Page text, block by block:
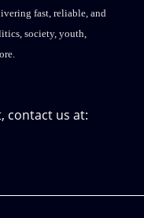
fast, reliable, and
society, youth,
contact us at: